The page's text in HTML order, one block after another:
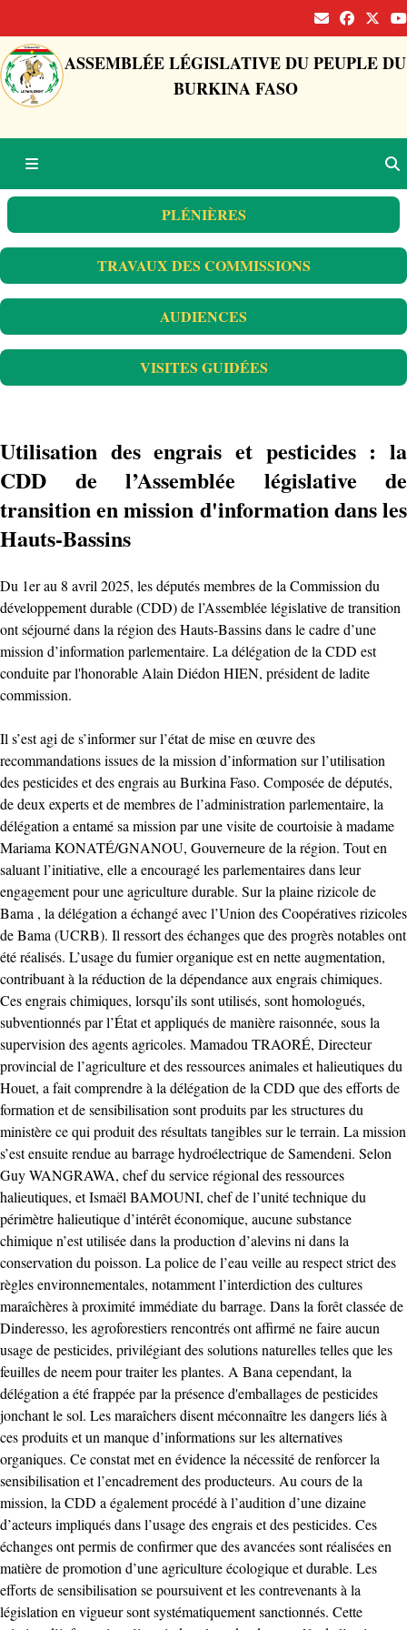
ASSEMBLÉE LÉGISLATIVE DU PEUPLE DU
BURKINA FASO
PLÉNIÈRES
TRAVAUX DES COMMISSIONS
AUDIENCES
VISITES GUIDÉES
Utilisation des engrais et pesticides : la
CDD de l’Assemblée législative de
transition en mission d'information dans les
Hauts-Bassins
Du 1er au 8 avril 2025, les députés membres de la Commission du
développement durable (CDD) de l’Assemblée législative de transition
ont séjourné dans la région des Hauts-Bassins dans le cadre d’une
mission d’information parlementaire. La délégation de la CDD est
conduite par l'honorable Alain Diédon HIEN, président de ladite
commission.
Il s’est agi de s’informer sur l’état de mise en œuvre des
recommandations issues de la mission d’information sur l’utilisation
des pesticides et des engrais au Burkina Faso. Composée de députés,
de deux experts et de membres de l’administration parlementaire, la
délégation a entamé sa mission par une visite de courtoisie à madame
Mariama KONATÉ/GNANOU, Gouverneure de la région. Tout en
saluant l’initiative, elle a encouragé les parlementaires dans leur
engagement pour une agriculture durable. Sur la plaine rizicole de
Bama , la délégation a échangé avec l’Union des Coopératives rizicoles
de Bama (UCRB). Il ressort des échanges que des progrès notables ont
été réalisés. L’usage du fumier organique est en nette augmentation,
contribuant à la réduction de la dépendance aux engrais chimiques.
Ces engrais chimiques, lorsqu’ils sont utilisés, sont homologués,
subventionnés par l’État et appliqués de manière raisonnée, sous la
supervision des agents agricoles. Mamadou TRAORÉ, Directeur
provincial de l’agriculture et des ressources animales et halieutiques du
Houet, a fait comprendre à la délégation de la CDD que des efforts de
formation et de sensibilisation sont produits par les structures du
ministère ce qui produit des résultats tangibles sur le terrain. La mission
s’est ensuite rendue au barrage hydroélectrique de Samendeni. Selon
Guy WANGRAWA, chef du service régional des ressources
halieutiques, et Ismaël BAMOUNI, chef de l’unité technique du
périmètre halieutique d’intérêt économique, aucune substance
chimique n’est utilisée dans la production d’alevins ni dans la
conservation du poisson. La police de l’eau veille au respect strict des
règles environnementales, notamment l’interdiction des cultures
maraîchères à proximité immédiate du barrage. Dans la forêt classée de
Dinderesso, les agroforestiers rencontrés ont affirmé ne faire aucun
usage de pesticides, privilégiant des solutions naturelles telles que les
feuilles de neem pour traiter les plantes. A Bana cependant, la
délégation a été frappée par la présence d'emballages de pesticides
jonchant le sol. Les maraîchers disent méconnaître les dangers liés à
ces produits et un manque d’informations sur les alternatives
organiques. Ce constat met en évidence la nécessité de renforcer la
sensibilisation et l’encadrement des producteurs. Au cours de la
mission, la CDD a également procédé à l’audition d’une dizaine
d’acteurs impliqués dans l’usage des engrais et des pesticides. Ces
échanges ont permis de confirmer que des avancées sont réalisées en
matière de promotion d’une agriculture écologique et durable. Les
efforts de sensibilisation se poursuivent et les contrevenants à la
législation en vigueur sont systématiquement sanctionnés. Cette